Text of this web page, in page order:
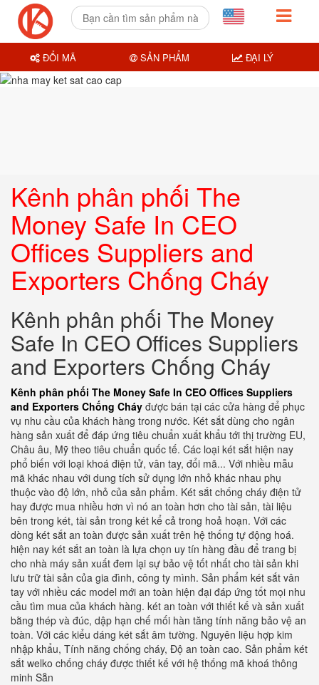
Kênh phân phối The
Money Safe In CEO
Offices Suppliers and
Exporters Chống Cháy
Kênh phân phối The Money
Safe In CEO Offices Suppliers
and Exporters Chống Cháy
Kênh phân phối The Money Safe In CEO Offices Suppliers
and Exporters Chống Cháy được bán tại các cửa hàng để phục
vụ nhu cầu của khách hàng trong nước. Két sắt dùng cho ngân
hàng sản xuất để đáp ứng tiêu chuẩn xuất khẩu tới thị trường EU,
Châu âu, Mỹ theo tiêu chuẩn quốc tế. Các loại két sắt hiện nay
phổ biến với loại khoá điện tử, vân tay, đổi mã... Với nhiều mẫu
mã khác nhau với dung tích sử dụng lớn nhỏ khác nhau phụ
thuộc vào độ lớn, nhỏ của sản phẩm. Két sắt chống cháy điện tử
hay được mua nhiều hơn vì nó an toàn hơn cho tài sản, tài liệu
bên trong két, tài sản trong két kể cả trong hoả hoạn. Với các
dòng két sắt an toàn được sản xuất trên hệ thống tự động hoá.
hiện nay két sắt an toàn là lựa chọn uy tín hàng đầu để trang bị
cho nhà máy sản xuất đem lại sự bảo vệ tốt nhất cho tài sản khi
lưu trữ tài sản của gia đình, công ty mình. Sản phẩm két sắt vân
tay với nhiều các model mới an toàn hiện đại đáp ứng tốt mọi nhu
cầu tìm mua của khách hàng. két an toàn với thiết kế và sản xuất
bằng thép và đúc, dập hạn chế mối hàn tăng tính năng bảo vệ an
toàn. Với các kiểu dáng két sắt âm tường. Nguyên liệu hợp kim
nhập khẩu, Tính năng chống cháy, Độ an toàn cao. Sản phẩm két
sắt welko chống cháy được thiết kế với hệ thống mã khoá thông
minh Sẵn
ĐỔI MÃ SẢN PHẨM ĐẠI LÝ